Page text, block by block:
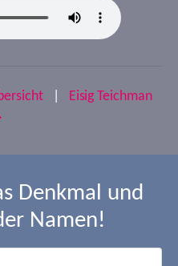
Eisig Teichman
Denkmal und
Namen!